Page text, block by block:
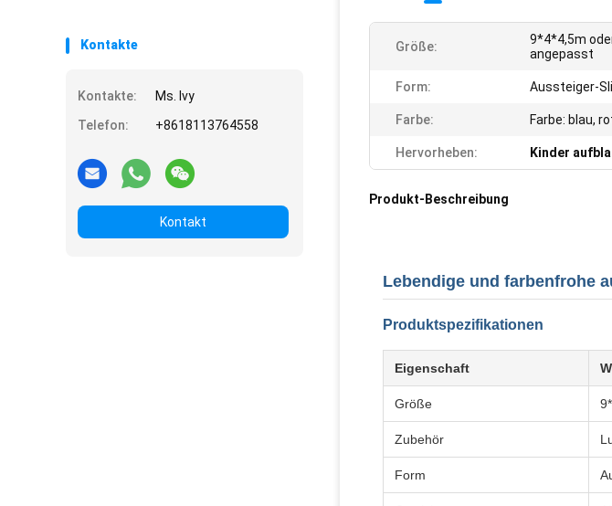
Kontakte
Kontakte:
Ms. Ivy
Telefon:
+8618113764558
Kontakt
Größe:
9*4*4,5m
angepasst
Form: Aussteiger-
Farbe: Farbe: blau,
Hervorheben: Kinder
Produkt-Beschreibung
Lebendige und farbenfrohe
Produktspezifikationen
Eigenschaft
Größe
Zubehör
Form